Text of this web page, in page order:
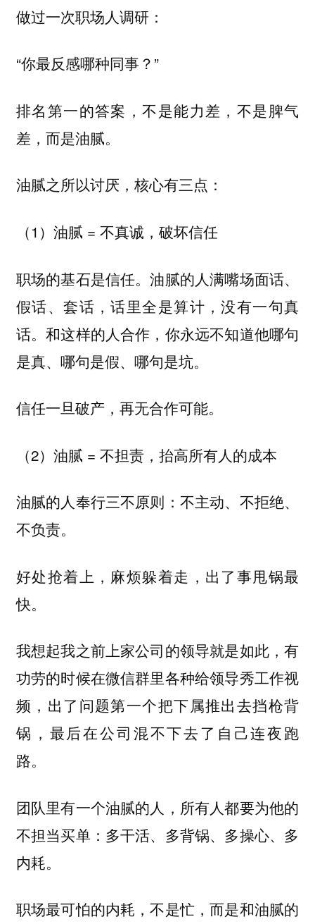
做过一次职场人调研：
“你最反感哪种同事？”
排名第一的答案，不是能力差，不是脾气
差，而是油腻。
油腻之所以讨厌，核心有三点：
（1）油腻 = 不真诚，破坏信任
职场的基石是信任。油腻的人满嘴场面话、
假话、套话，话里全是算计，没有一句真
话。和这样的人合作，你永远不知道他哪句
是真、哪句是假、哪句是坑。
信任一旦破产，再无合作可能。
（2）油腻 = 不担责，抬高所有人的成本
油腻的人奉行三不原则：不主动、不拒绝、
不负责。
好处抢着上，麻烦躲着走，出了事甩锅最
快。
我想起我之前上家公司的领导就是如此，有
功劳的时候在微信群里各种给领导秀工作视
频，出了问题第一个把下属推出去挡枪背
锅，最后在公司混不下去了自己连夜跑
路。
团队里有一个油腻的人，所有人都要为他的
不担当买单：多干活、多背锅、多操心、多
内耗。
职场最可怕的内耗，不是忙，而是和油腻的